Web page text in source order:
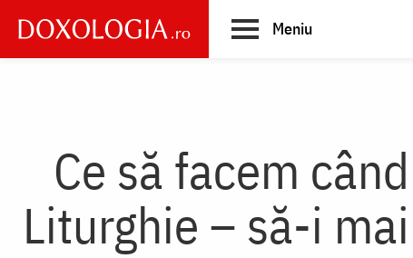
main
Meniu
Ce să facem
Liturghie – să-i